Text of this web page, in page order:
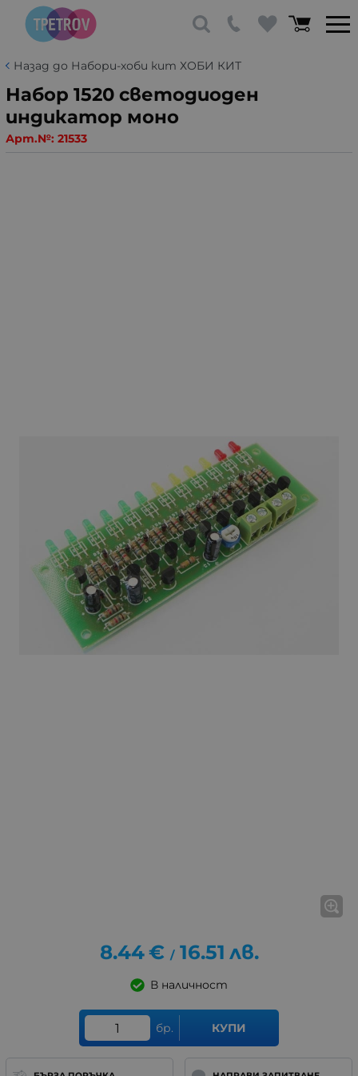
Назад до Набори-хоби кит ХОБИ КИТ
Набор 1520 светодиоден
индикатор моно
Арт.№: 21533
8.44€ / 16.51 лв.
В наличност
бр. КУПИ